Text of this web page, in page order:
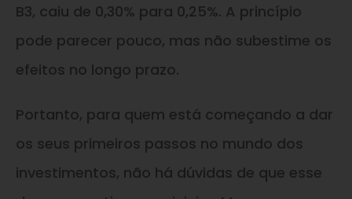
B3, caiu de 0,30% para 0,25%. A princípio
pode parecer pouco, mas não subestime os
efeitos no longo prazo.
Portanto, para quem está começando a dar
os seus primeiros passos no mundo dos
investimentos, não há dúvidas de que esse